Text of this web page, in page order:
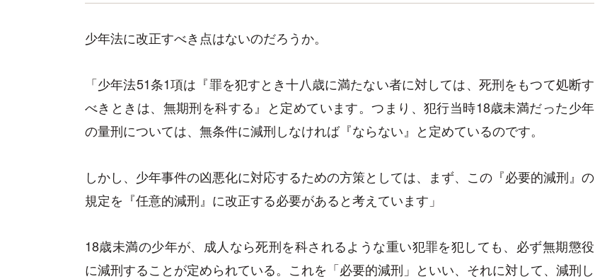
少年法に改正すべき点はないのだろうか。
「少年法51条1項は『罪を犯すとき十八歳に満たない者に対しては、死刑をもつて処断す
べきときは、無期刑を科する』と定めています。つまり、犯行当時18歳未満だった少年
の量刑については、無条件に減刑しなければ『ならない』と定めているのです。
しかし、少年事件の凶悪化に対応するための方策としては、まず、この『必要的減刑』の
規定を『任意的減刑』に改正する必要があると考えています」
18歳未満の少年が、成人なら死刑を科されるような重い犯罪を犯しても、必ず無期懲役
に減刑することが定められている。これを「必要的減刑」といい、それに対して、減刑し